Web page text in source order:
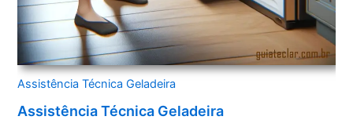
Assistência Técnica Geladeira
Assistência Técnica Geladeira